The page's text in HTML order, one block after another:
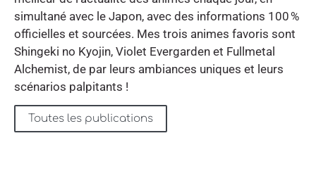
simultané avec le Japon, avec des informations 100 %
officielles et sourcées. Mes trois animes favoris sont
Shingeki no Kyojin, Violet Evergarden et Fullmetal
Alchemist, de par leurs ambiances uniques et leurs
scénarios palpitants !
Toutes les publications